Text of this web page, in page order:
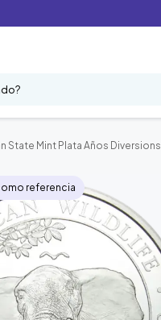
State Mint Plata Años Diversions
referencia